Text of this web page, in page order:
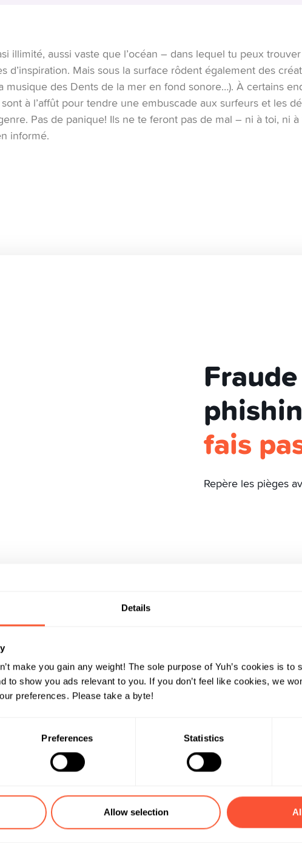
Details
make you gain any weight! The sole purpose of Yuh’s cookies is to
to show you ads relevant to you. If you don’t feel like cookies, we
preferences. Please take a byte!
Preferences Statistics
Allow selection
courantes :
jamais tes données personnelles pour une offre d’emploi douteuse.
en ligne: méfie-toi toujours des offres qui semblent trop
ne te laisse pas berner par des personnes qui te promettent des
illimité, aussi vaste que l’océan – dans lequel tu peux
d’inspiration. Mais sous la surface rôdent également des
musique des Dents de la mer en fond sonore…). À certains
à l’affût pour tendre une embuscade aux surfeurs et les
Pas de panique! Ils ne te feront pas de mal – ni à toi, ni
informé.
fais
Repère les pièges
des dangers qui nous entourent. En 2023, les humains
extension de leur bras et de leur cerveau. Nos appareils
smartphone au quotidien (et qui ne le fait pas?), tu deviens
potentielle des cybercriminels. Mais que faire pour se
d’apprendre à reconnaître les signes de fraude et de savoir